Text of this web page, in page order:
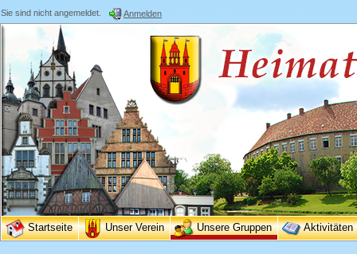
Sie sind nicht angemeldet. Anmelden
Startseite Unser Verein Unsere Gruppen Aktivitäten